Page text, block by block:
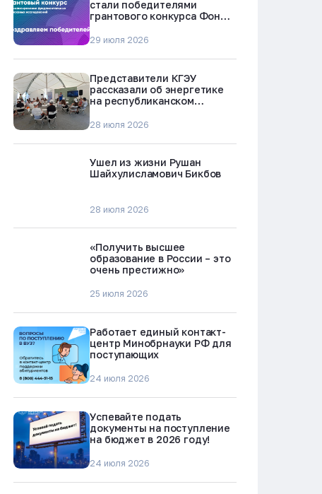
стали победителями
грантового конкурса Фонда
Республики Татарстан
29 июля 2026
Представители КГЭУ
рассказали об энергетике
на республиканском
«Профессии будущего»
28 июля 2026
Ушел из жизни Рушан
Шайхулисламович Бикбов
28 июля 2026
«Получить высшее
образование в России – это
очень престижно»
25 июля 2026
Работает единый контакт-
центр Минобрнауки РФ для
поступающих
24 июля 2026
Успевайте подать
документы на поступление
на бюджет в 2026 году!
24 июля 2026